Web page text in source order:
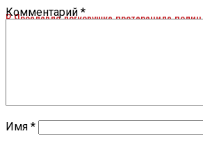
В Ярославле легковушка протаранила
Комментарий *
Имя *